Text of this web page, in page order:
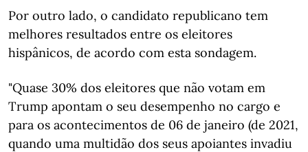
Por outro lado, o candidato republicano tem
melhores resultados entre os eleitores
hispânicos, de acordo com esta sondagem.
"Quase 30% dos eleitores que não votam em
Trump apontam o seu desempenho no cargo e
para os acontecimentos de 06 de janeiro (de 2021,
quando uma multidão dos seus apoiantes invadiu